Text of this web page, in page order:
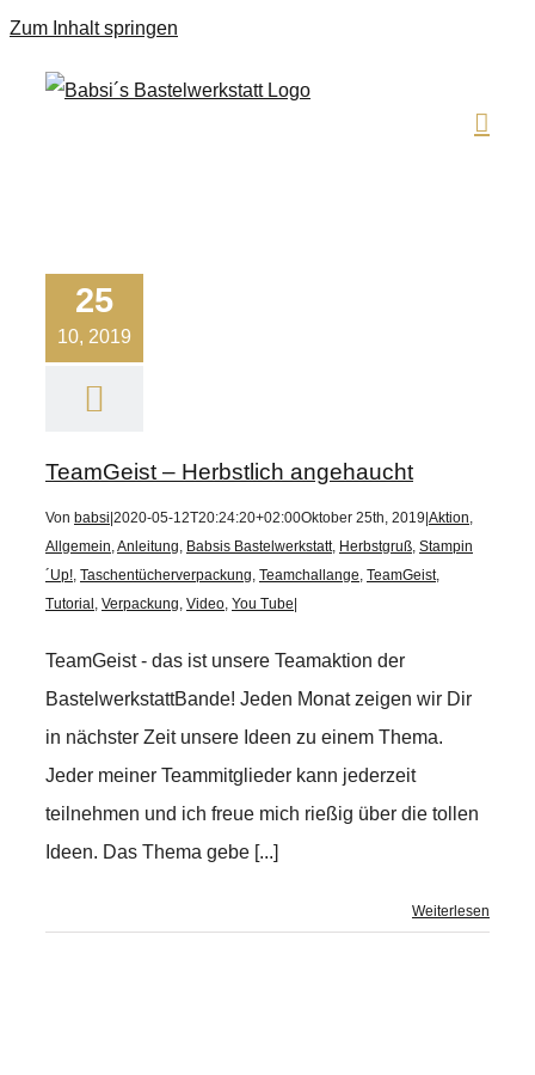
Zum Inhalt springen
25
10, 2019
TeamGeist – Herbstlich angehaucht
Von babsi 2020-05-12T20:24:20+02:00Oktober 25th, 2019 Aktion,
Allgemein,Anleitung, Babsis Bastelwerkstatt, Herbstgruß, Stampin
´Up!, Taschentücherverpackung, Teamchallange, TeamGeist,
Tutorial , Verpackung, Video, You Tube
TeamGeist - das ist unsere Teamaktion der
BastelwerkstattBande! Jeden Monat zeigen wir Dir
in nächster Zeit unsere Ideen zu einem Thema.
Jeder meiner Teammitglieder kann jederzeit
teilnehmen und ich freue mich rießig über die tollen
Ideen. Das Thema gebe [...]
Weiterlesen